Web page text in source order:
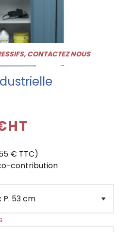
CONTACTEZ NOUS
€ TTC)
contribution